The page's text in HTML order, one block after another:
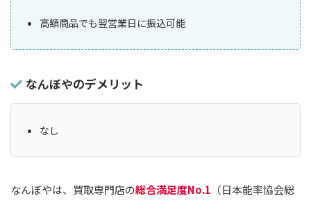
高額商品でも翌営業日に振込可能
なんぼやのデメリット
なし
なんぼやは、買取専門店の総合満足度No.1 （日本能率協会総